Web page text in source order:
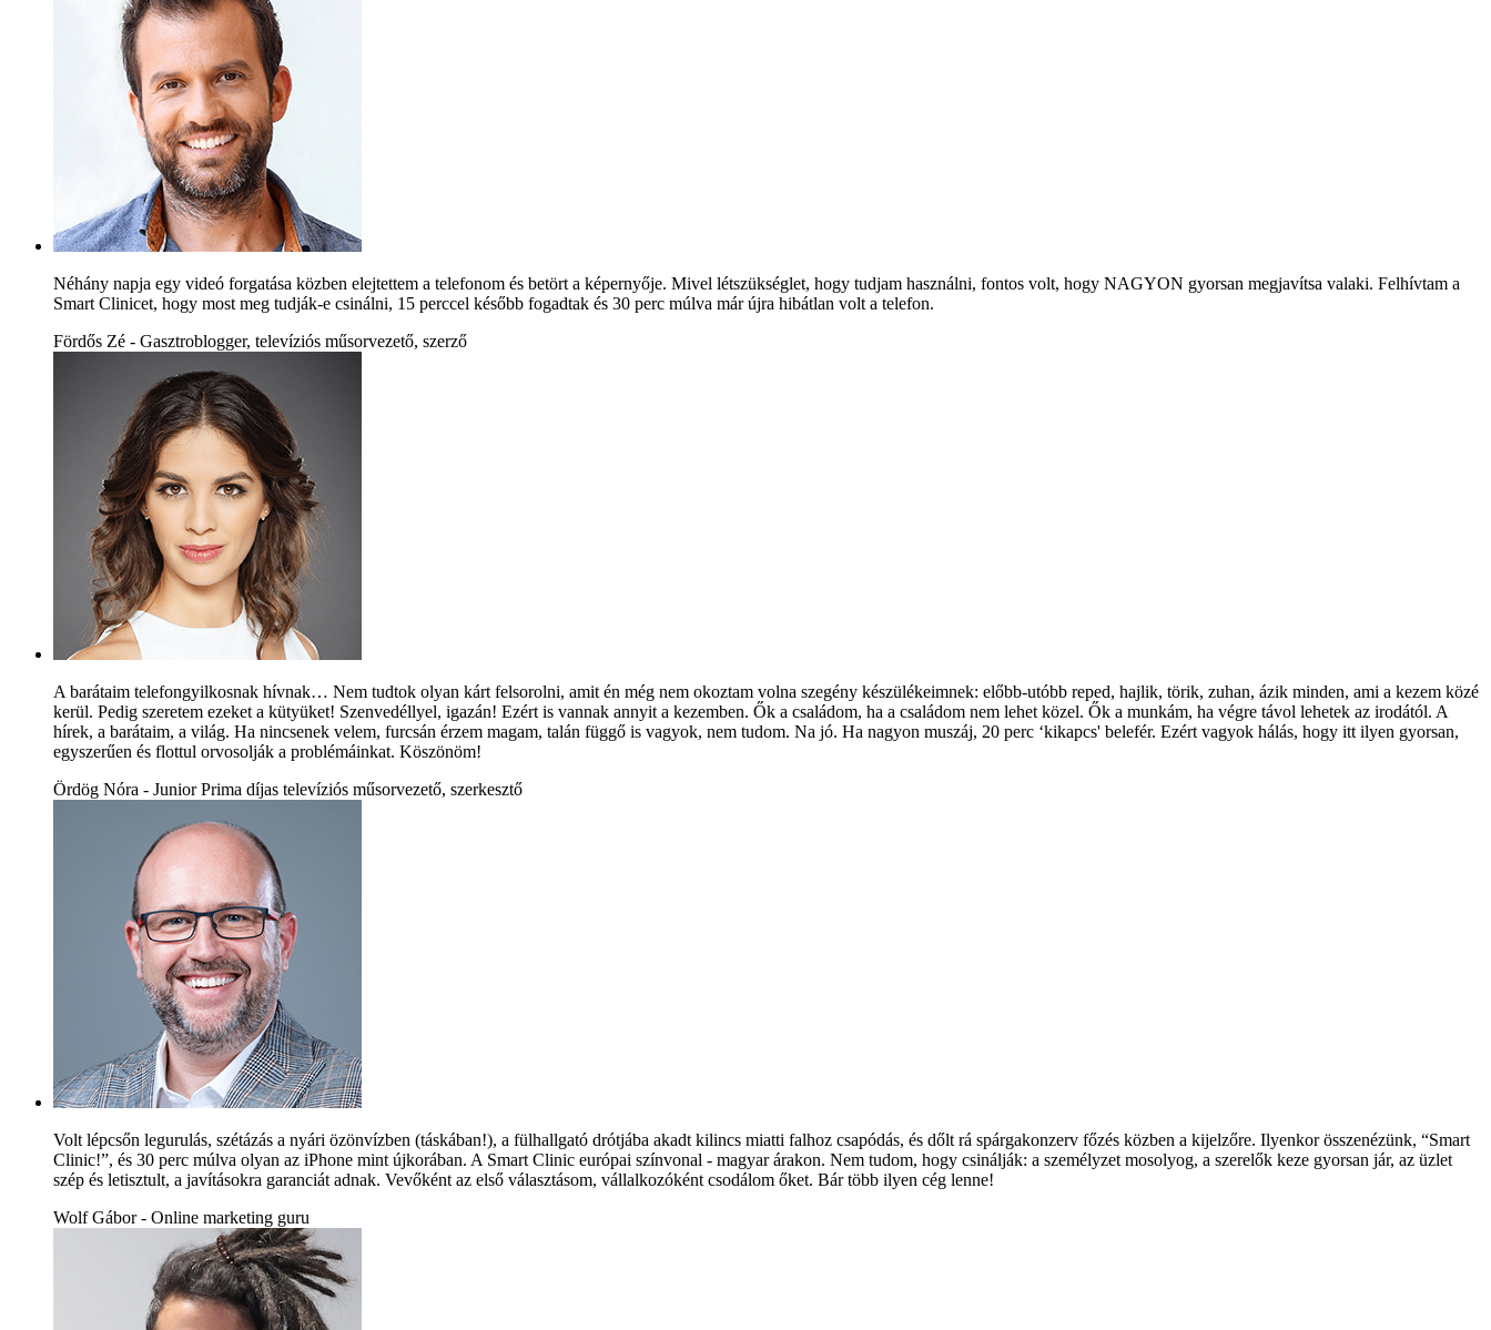
Néhány napja egy videó forgatása közben elejtettem a telefonom és betört a képernyője. Mivel létszükséglet, hogy tudjam használni, fontos volt, hogy NAGYON gyorsan megjavítsa valaki. Felhívtam a
Smart Clinicet, hogy most meg tudják-e csinálni, 15 perccel később fogadtak és 30 perc múlva már újra hibátlan volt a telefon.
Fördős Zé - Gasztroblogger, televíziós műsorvezető, szerző
A barátaim telefongyilkosnak hívnak… Nem tudtok olyan kárt felsorolni, amit én még nem okoztam volna szegény készülékeimnek: előbb-utóbb reped, hajlik, törik, zuhan, ázik minden, ami a kezem közé
kerül. Pedig szeretem ezeket a kütyüket! Szenvedéllyel, igazán! Ezért is vannak annyit a kezemben. Ők a családom, ha a családom nem lehet közel. Ők a munkám, ha végre távol lehetek az irodától. A
hírek, a barátaim, a világ. Ha nincsenek velem, furcsán érzem magam, talán függő is vagyok, nem tudom. Na jó. Ha nagyon muszáj, 20 perc ‘kikapcs' belefér. Ezért vagyok hálás, hogy itt ilyen gyorsan,
egyszerűen és flottul orvosolják a problémáinkat. Köszönöm!
Ördög Nóra - Junior Prima díjas televíziós műsorvezető, szerkesztő
Volt lépcsőn legurulás, szétázás a nyári özönvízben (táskában!), a fülhallgató drótjába akadt kilincs miatti falhoz csapódás, és dőlt rá spárgakonzerv főzés közben a kijelzőre. Ilyenkor összenézünk, “Smart
Clinic!”, és 30 perc múlva olyan az iPhone mint újkorában. A Smart Clinic európai színvonal - magyar árakon. Nem tudom, hogy csinálják: a személyzet mosolyog, a szerelők keze gyorsan jár, az üzlet
szép és letisztult, a javításokra garanciát adnak. Vevőként az első választásom, vállalkozóként csodálom őket. Bár több ilyen cég lenne!
Wolf Gábor - Online marketing guru